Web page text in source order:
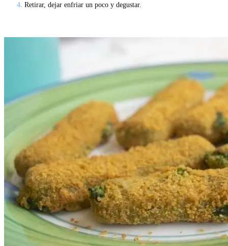
Retirar, dejar enfriar un poco y degustar.